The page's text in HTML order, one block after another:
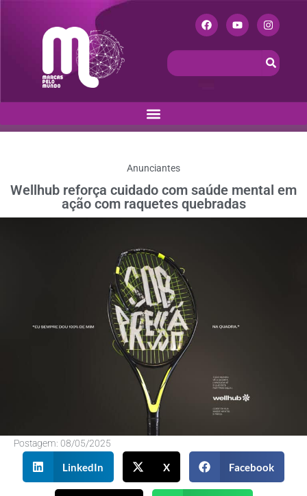
Anunciantes
Wellhub reforça cuidado com saúde mental em
ação com raquetes quebradas
Postagem: 08/05/2025
LinkedIn X Facebook